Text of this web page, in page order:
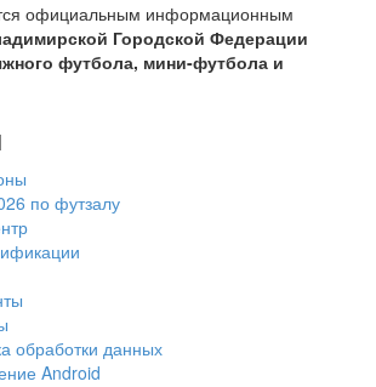
официальным информационным
Городской Федерации
футбола, мини-футбола и
по футзалу
обработки данных
Android